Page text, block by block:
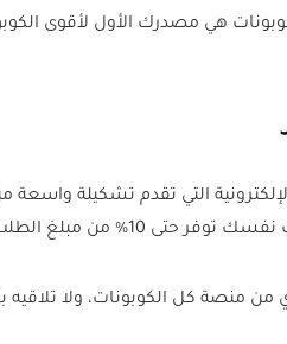
هي مصدرك الأول لأقوى
التي تقدم تشكيلة
منصة كل الكوبونات، ولا